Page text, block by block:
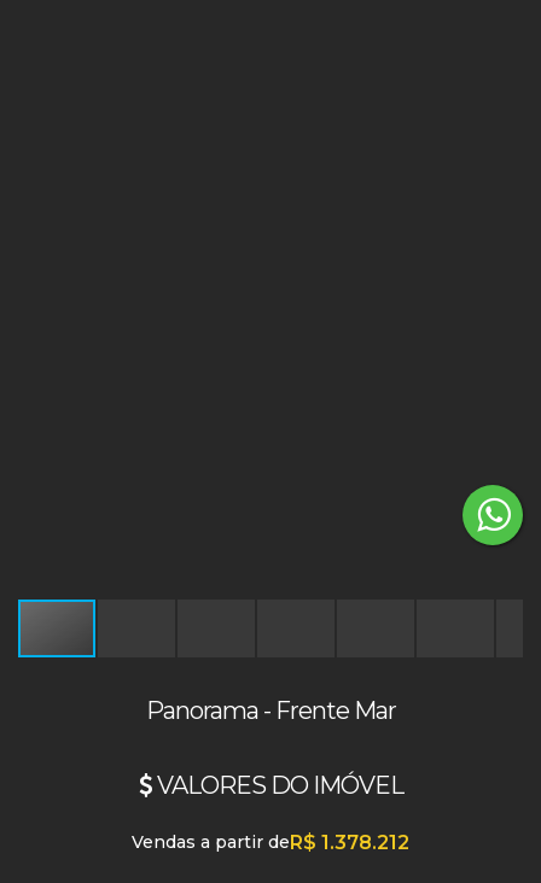
Panorama - Frente Mar
VALORES DO IMÓVEL
R$ 1.378.212
Vendas a partir de